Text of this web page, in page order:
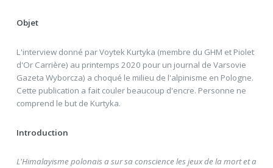
Objet
L'interview donné par Voytek Kurtyka (membre du GHM et Piolet
d'Or Carrière) au printemps 2020 pour un journal de Varsovie
Gazeta Wyborcza) a choqué le milieu de l'alpinisme en Pologne.
Cette publication a fait couler beaucoup d'encre. Personne ne
comprend le but de Kurtyka.
Introduction
L'Himalayisme polonais a sur sa conscience les jeux de la mort et a